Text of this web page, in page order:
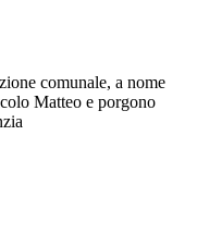
comunale, a nome
Matteo e porgono